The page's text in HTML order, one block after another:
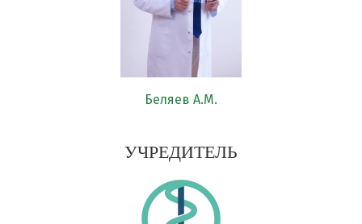
Беляев А.М.
УЧРЕДИТЕЛЬ